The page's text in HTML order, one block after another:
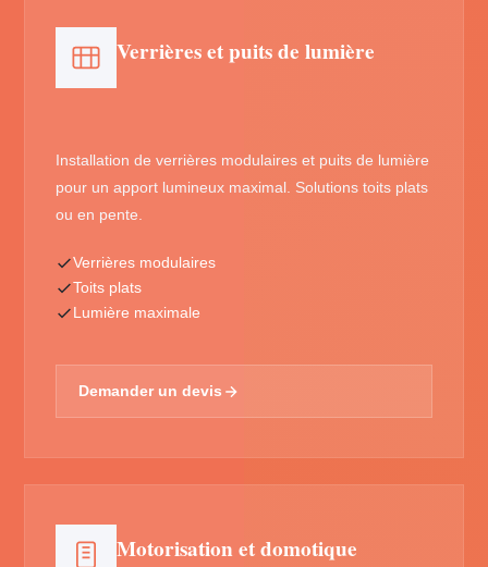
Verrières et puits de lumière
Installation de verrières modulaires et puits de lumière
pour un apport lumineux maximal. Solutions toits plats
ou en pente.
Verrières modulaires
Toits plats
Lumière maximale
Demander un devis
Motorisation et domotique